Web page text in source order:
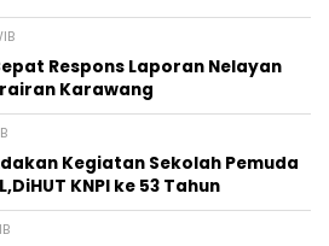
Respons Laporan Nelayan
Karawang
Kegiatan Sekolah Pemuda
KNPI ke 53 Tahun